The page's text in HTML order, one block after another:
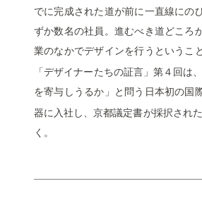
でに完成された道が前に一直線にの
ずか数名の社員。進むべき道どころ
業のなかでデザインを行うというこ
「デザイナーたちの証言」第４回は
を寄与しうるか」と問う日本初の国
器に入社し、京都議定書が採択された
く。